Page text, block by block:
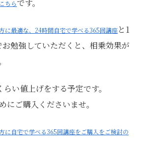
ちらです。
に最適な、24時間自宅で学べる365回講座と1
勉強していただくと、相乗効果が
い値上げをする予定です。
にご購入くださいませ。
に自宅で学べる365回講座をご購入をご検討の